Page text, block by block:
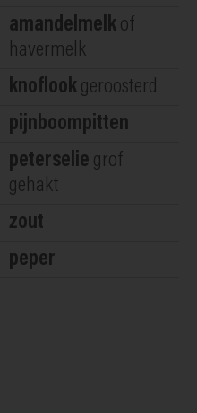
amandelmelk of
havermelk
knoflook geroosterd
pijnboompitten
peterselie grof
gehakt
zout
peper